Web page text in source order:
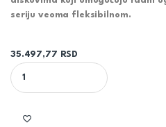
seriju veoma fleksibilnom.
35.497,77
RSD
POGON TIP 96 230V 3 tačke